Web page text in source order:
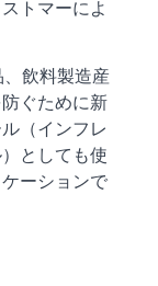
トマーによ
飲料製造産
ぐために新
（インフレ
としても使
ーションで